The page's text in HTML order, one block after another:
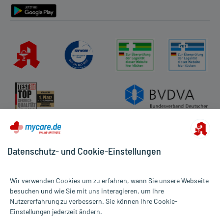
Alle Preise gelten inkl. MwSt., ggf. zzgl. Versandkosten
Informationen auf dieser Website werden ausschließlich für
Datenschutz- und Cookie-Einstellungen
Wir verwenden Cookies um zu erfahren, wann Sie unsere Webseite
besuchen und wie Sie mit uns interagieren, um Ihre
Nutzererfahrung zu verbessern. Sie können Ihre Cookie-
Einstellungen jederzeit ändern.